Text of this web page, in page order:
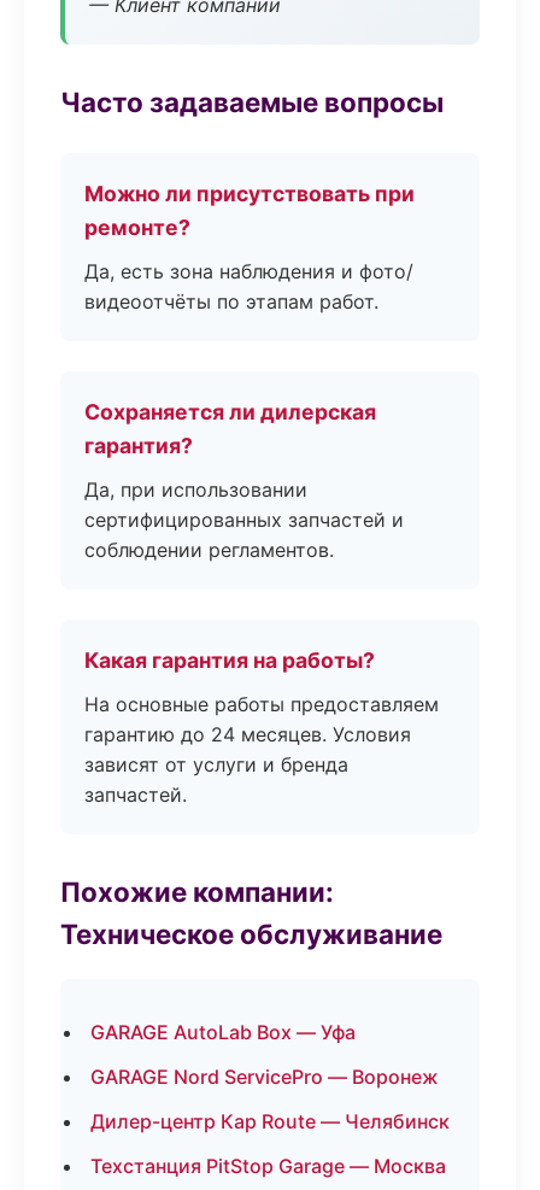
— Клиент компании
Часто задаваемые вопросы
Можно ли присутствовать при
ремонте?
Да, есть зона наблюдения и фото/
видеоотчёты по этапам работ.
Сохраняется ли дилерская
гарантия?
Да, при использовании
сертифицированных запчастей и
соблюдении регламентов.
Какая гарантия на работы?
На основные работы предоставляем
гарантию до 24 месяцев. Условия
зависят от услуги и бренда
запчастей.
Похожие компании:
Техническое обслуживание
GARAGE AutoLab Box — Уфа
GARAGE Nord ServicePro — Воронеж
Дилер-центр Кар Route — Челябинск
Техстанция PitStop Garage — Москва